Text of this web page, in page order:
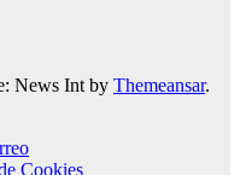
News Int by Themeansar.
Cookies